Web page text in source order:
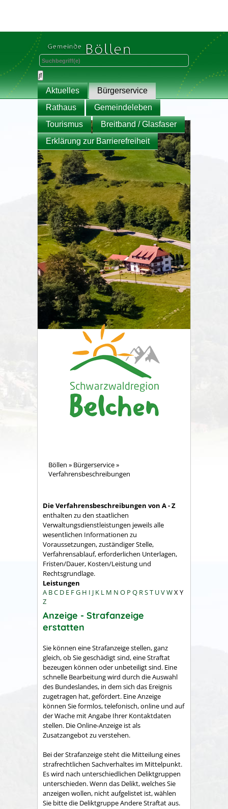
Aktuelles
Bürgerservice
Rathaus
Gemeindeleben
Tourismus
Breitband / Glasfaser
Erklärung zur Barrierefreiheit
Böllen » Bürgerservice»
Verfahrensbeschreibungen
Die Verfahrensbeschreibungen von A - Z
enthalten zu den staatlichen
Verwaltungsdienstleistungen jeweils alle
wesentlichen Informationen zu
Voraussetzungen, zuständiger Stelle,
Verfahrensablauf, erforderlichen Unterlagen,
Fristen/Dauer, Kosten/Leistung und
Rechtsgrundlage.
Leistungen
A BC D E FG H I J K L M N O P Q RST UVWX Y
Z
Anzeige - Strafanzeige
erstatten
Sie können eine Strafanzeige stellen, ganz
gleich, ob Sie geschädigt sind, eine Straftat
bezeugen können oder unbeteiligt sind. Eine
schnelle Bearbeitung wird durch die Auswahl
des Bundeslandes, in dem sich das Ereignis
zugetragen hat, gefördert. Eine Anzeige
können Sie formlos, telefonisch, online und auf
der Wache mit Angabe Ihrer Kontaktdaten
stellen. Die Online-Anzeige ist als
Zusatzangebot zu verstehen.
Bei der Strafanzeige steht die Mitteilung eines
strafrechtlichen Sachverhaltes im Mittelpunkt.
Es wird nach unterschiedlichen Deliktgruppen
unterschieden. Wenn das Delikt, welches Sie
anzeigen wollen, nicht aufgelistet ist, wählen
Sie bitte die Deliktgruppe Andere Straftat aus.